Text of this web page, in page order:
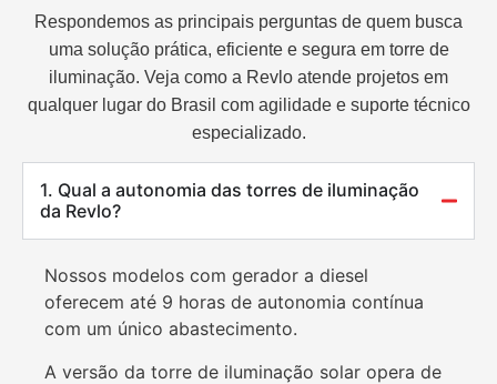
Respondemos as principais perguntas de quem busca
uma solução prática, eficiente e segura em torre de
iluminação. Veja como a Revlo atende projetos em
qualquer lugar do Brasil com agilidade e suporte técnico
especializado.
1. Qual a autonomia das torres de iluminação
da Revlo?
Nossos modelos com gerador a diesel
oferecem até 9 horas de autonomia contínua
com um único abastecimento.
A versão da torre de iluminação solar opera de